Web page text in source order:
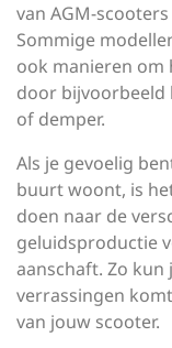
van AGM-
Sommige
ook manieren om
door bijvoorbeeld
of demper.
Als je gevoelig
buurt woont, is
doen naar de
geluidsproductie
aanschaft. Zo
verrassingen
van jouw scooter.